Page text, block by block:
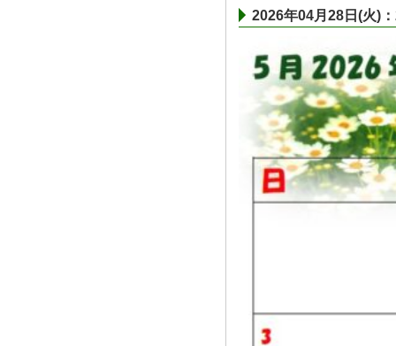
2026年04月28日(火)